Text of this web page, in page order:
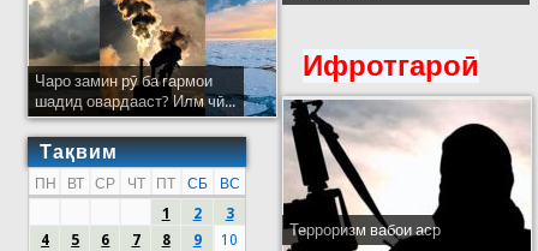
Чаро замин рӯ ба гармои
шадид овардааст? Илм чӣ...
Тақвим
ПН ВТ СР ЧТ ПТ СБ
ВС
1
2
3
4
5 6 7 8 9
10
Ифротгароӣ
Терроризм вабои аср